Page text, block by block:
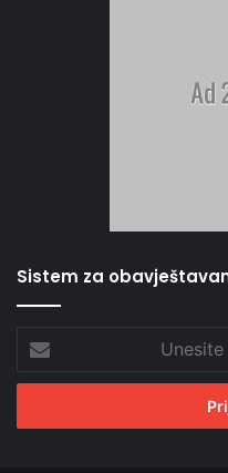
Sistem za
Email
adresu